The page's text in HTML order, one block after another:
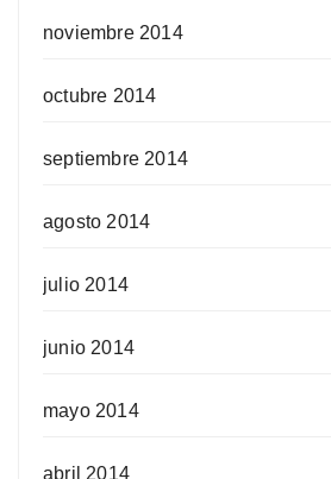
noviembre 2014
octubre 2014
septiembre 2014
agosto 2014
julio 2014
junio 2014
mayo 2014
abril 2014